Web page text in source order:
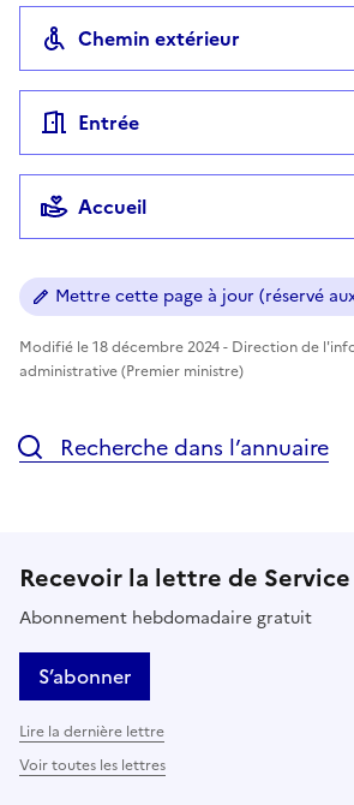
Chemin extérieur
Entrée
Accueil
Mettre cette page à jour (réservé
Modifié le 18 décembre 2024 - Direction de
administrative (Premier ministre)
Recherche dans l’annuaire
Recevoir la lettre de
Abonnement hebdomadaire gratuit
S’abonner
Lire la dernière lettre
Voir toutes les lettres